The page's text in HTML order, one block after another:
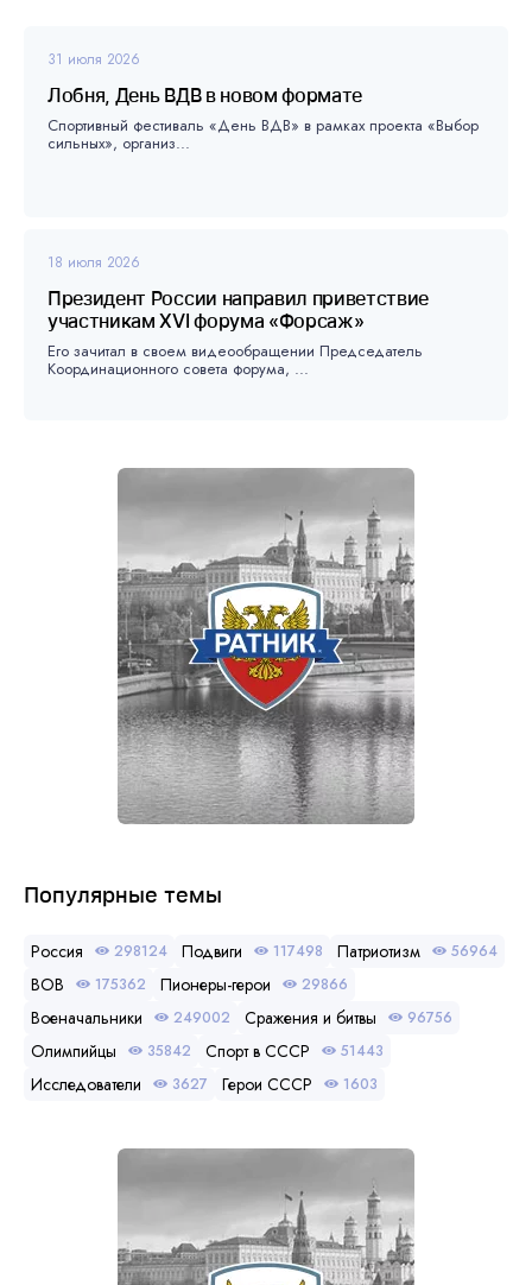
31 июля 2026
Лобня, День ВДВ в новом формате
Спортивный фестиваль «День ВДВ» в рамках проекта «Выбор
сильных», организ...
18 июля 2026
Президент России направил приветствие
участникам XVI форума «Форсаж»
Его зачитал в своем видеообращении Председатель
Координационного совета форума, ...
Популярные темы
Россия 298124 Подвиги 117498 Патриотизм 56964
ВОВ 175362 Пионеры-герои 29866
Военачальники 249002 Сражения и битвы 96756
Олимпийцы 35842 Спорт в СССР 51443
Исследователи 3627 Герои СССР 1603